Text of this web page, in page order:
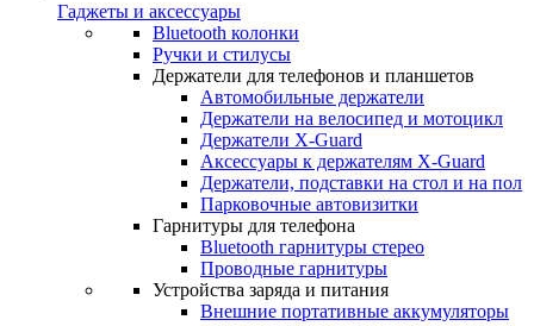
Гаджеты и аксессуары
Bluetooth колонки
Ручки и стилусы
Держатели для телефонов и планшетов
Автомобильные держатели
Держатели на велосипед и мотоцикл
Держатели X-Guard
Аксессуары к держателям X-Guard
Держатели, подставки на стол и на пол
Парковочные автовизитки
Гарнитуры для телефона
Bluetooth гарнитуры стерео
Проводные гарнитуры
Устройства заряда и питания
Внешние портативные аккумуляторы